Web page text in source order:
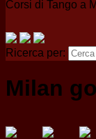
Corsi di Tango a
Ricerca per:
Milan